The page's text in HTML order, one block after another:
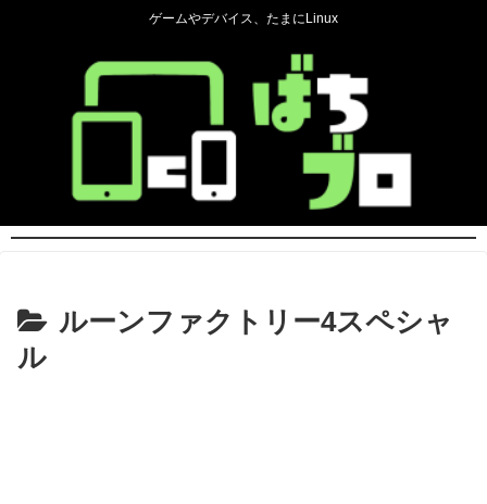
ゲームやデバイス、たまにLinux
ルーンファクトリー4スペシャ
ル